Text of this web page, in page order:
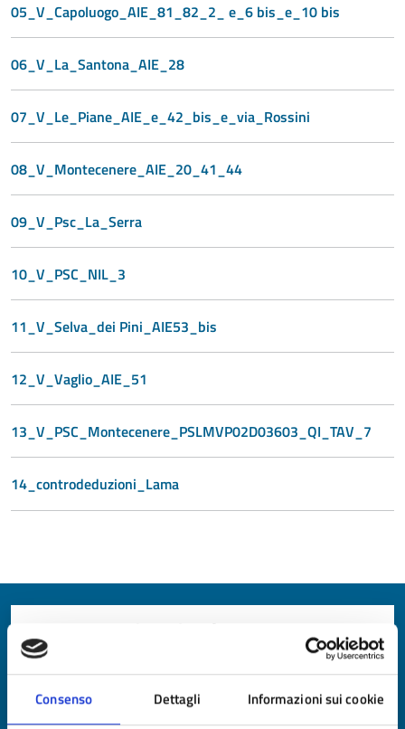
Consenso Dettagli Informazioni sui cookie
05_V_Capoluogo_AIE_81_82_2_ e_6 bis_e_10 bis
06_V_La_Santona_AIE_28
07_V_Le_Piane_AIE_e_42_bis_e_via_Rossini
08_V_Montecenere_AIE_20_41_44
09_V_Psc_La_Serra
10_V_PSC_NIL_3
11_V_Selva_dei Pini_AIE53_bis
12_V_Vaglio_AIE_51
13_V_PSC_Montecenere_PSLMVP02D03603_QI_TAV_7
14_controdeduzioni_Lama
Quanto sono chiare le informazioni su questa
pagina?
Valuta 5 stelle su 5
Valuta 4 stelle su 5
Valuta 3 stelle su 5